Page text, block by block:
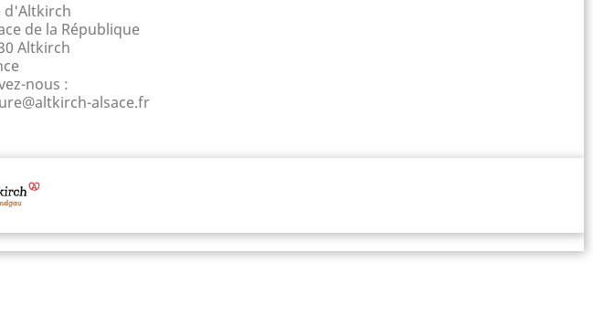
d'Altkirch
de la République
Altkirch
nous :
alsace.fr